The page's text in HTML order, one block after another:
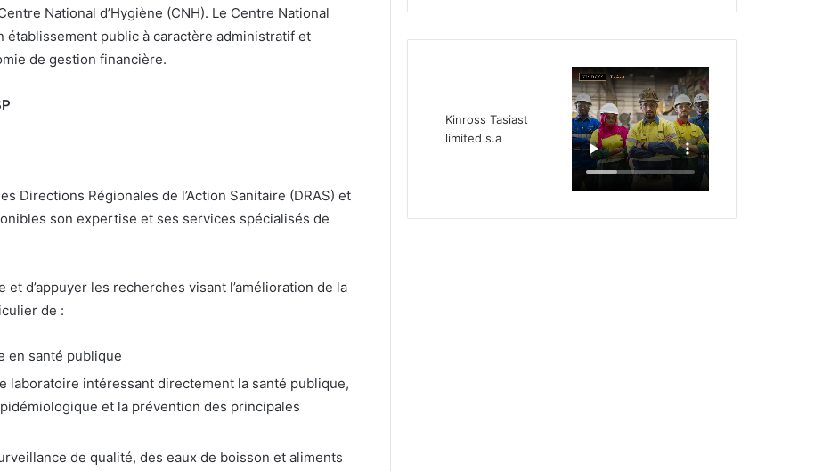
National d’Hygiène (CNH). Le Centre National
établissement public à caractère administratif et
de gestion financière.
Directions Régionales de l’Action Sanitaire (DRAS) et
son expertise et ses services spécialisés de
et d’appuyer les recherches visant l’amélioration de la
de :
en santé publique
laboratoire intéressant directement la santé publique,
et la prévention des principales
de qualité, des eaux de boisson et aliments
Kinross Tasiast
limited s.a